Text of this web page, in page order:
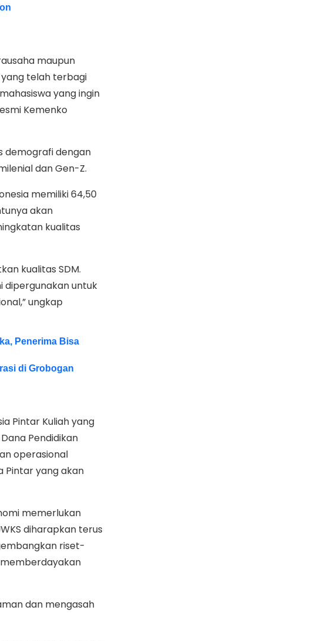
maupun
yang telah terbagi
yang ingin
Kemenko
demografi dengan
dan Gen-Z.
memiliki 64,50
akan
kualitas
kualitas SDM.
dipergunakan untuk
ungkap
Penerima Bisa
di Grobogan
Pintar Kuliah yang
Pendidikan
operasional
Pintar yang akan
memerlukan
diharapkan terus
riset-
dan mengasah